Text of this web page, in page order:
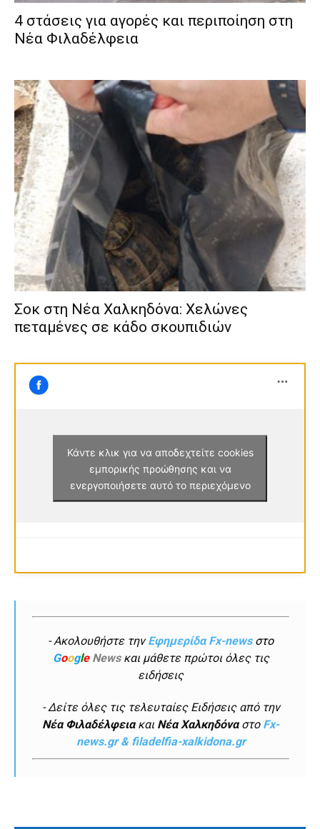
4 στάσεις για αγορές και περιποίηση στη
Νέα Φιλαδέλφεια
Σοκ στη Νέα Χαλκηδόνα: Χελώνες
πεταμένες σε κάδο σκουπιδιών
Κάντε κλικ για να αποδεχτείτε cookies
εμπορικής προώθησης και να
ενεργοποιήσετε αυτό το περιεχόμενο
- Ακολουθήστε τηνΕφημερίδα Fx-newsστο
Google Newsκαι μάθετε πρώτοι όλες τις
ειδήσεις
- Δείτε όλες τις τελευταίες Ειδήσεις από την
Νέα Φιλαδέλφειακαι Νέα Χαλκηδόναστο Fx-
news.gr & filadelfia-xalkidona.gr